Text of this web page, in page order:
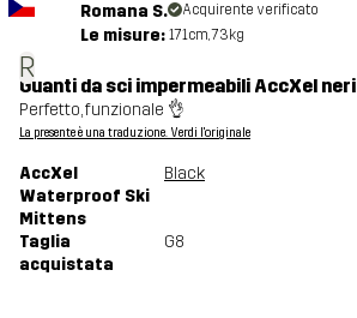
R
Romana S. Acquirente verificato
Le misure: 171cm, 73kg
Guanti da sci impermeabili AccXel neri
Perfetto, funzionale 👌
La presente è una traduzione. Verdi l'originale
AccXel
Waterproof Ski
Mittens
Black
Taglia
acquistata
G8